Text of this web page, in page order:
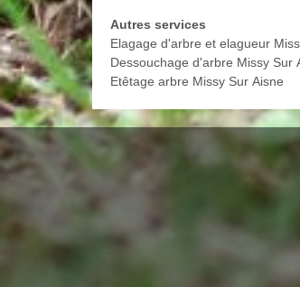
Autres services
Elagage d'arbre et elagueur
Dessouchage d'arbre Missy Sur
Etêtage arbre Missy Sur Aisne